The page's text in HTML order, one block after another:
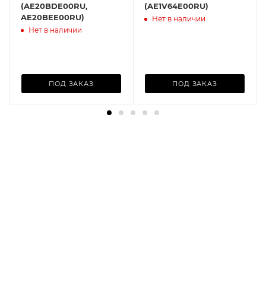
(AE20BDE00RU,
AE20BEE00RU)
Нет в наличии
ПОД ЗАКАЗ
(AE1V64E00RU)
Нет в наличии
ПОД ЗАКАЗ